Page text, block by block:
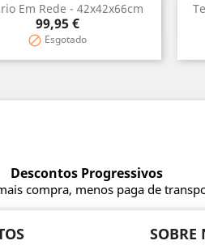
Em Rede - 42x42x66cm
Preço
99,95 €
 Esgotado
Vista rápida
Descontos Progressivos
compra, menos paga de
SOBRE